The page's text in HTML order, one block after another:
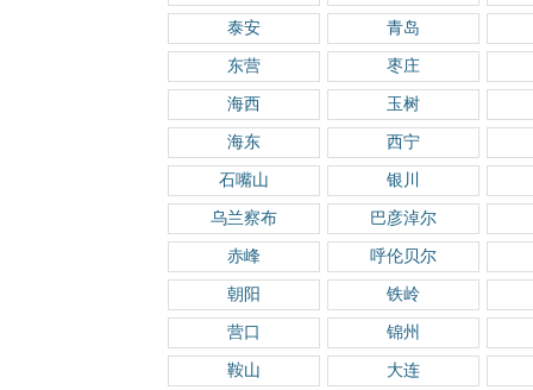
泰安 青岛
东营 枣庄
海西 玉树
海东 西宁
石嘴山 银川
乌兰察布 巴彦淖尔
赤峰 呼伦贝尔
朝阳 铁岭
营口 锦州
鞍山 大连